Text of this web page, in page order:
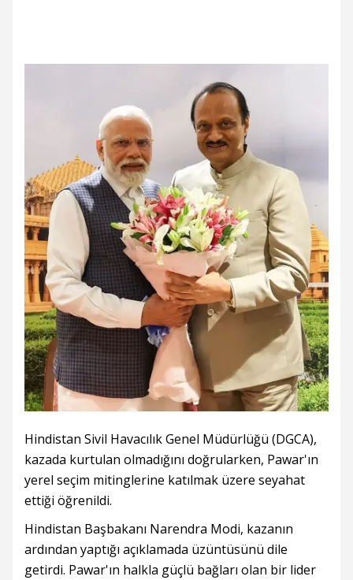
Hindistan Sivil Havacılık Genel Müdürlüğü (DGCA),
kazada kurtulan olmadığını doğrularken, Pawar'ın
yerel seçim mitinglerine katılmak üzere seyahat
ettiği öğrenildi.
Hindistan Başbakanı Narendra Modi, kazanın
ardından yaptığı açıklamada üzüntüsünü dile
getirdi. Pawar'ın halkla güçlü bağları olan bir lider